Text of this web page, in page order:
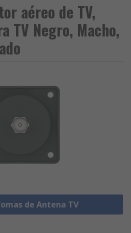
aéreo de TV,
TV Negro, Macho,
de Antena TV